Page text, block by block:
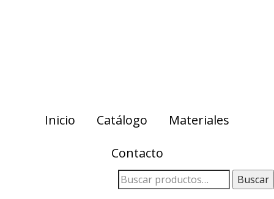
Inicio Catálogo
Materiales
Contacto
Buscar